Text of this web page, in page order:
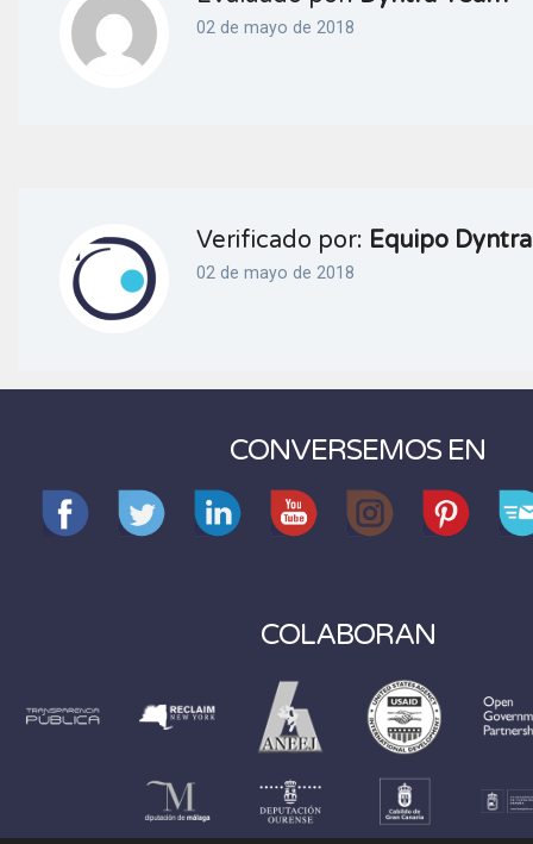
02 de mayo de 2018
Verificado por: Equipo Dyntra
02 de mayo de 2018
CONVERSEMOS EN
COLABORAN